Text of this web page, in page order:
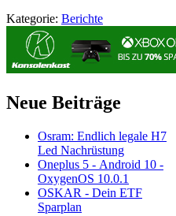
Kategorie: Berichte
Neue Beiträge
Osram: Endlich legale H7
Led Nachrüstung
Oneplus 5 - Android 10 -
OxygenOS 10.0.1
OSKAR - Dein ETF
Sparplan